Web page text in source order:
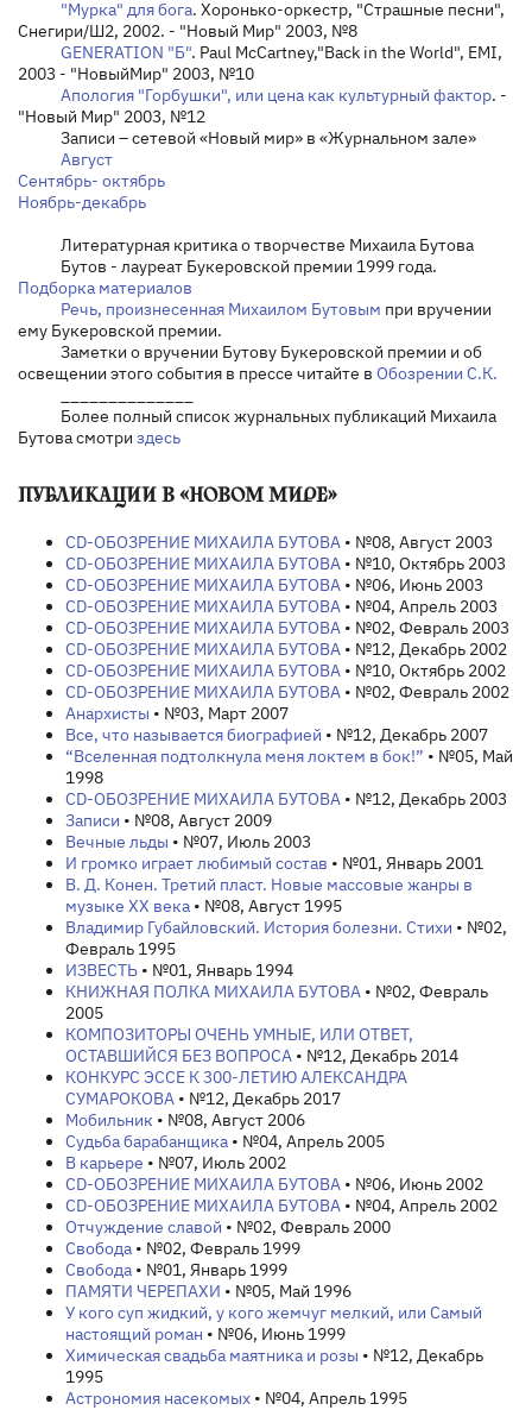
"Мурка" для бога. Хоронько-оркестр, "Страшные песни",
Снегири/Ш2, 2002. - "Новый Мир" 2003, №8
GENERATION "Б". Paul McCartney,"Back in the World", EMI,
2003 - "НовыйМир" 2003, №10
Апология "Горбушки", или цена как культурный фактор. -
"Новый Мир" 2003, №12
Записи – сетевой «Новый мир» в «Журнальном зале»
Август
Сентябрь- октябрь
Ноябрь-декабрь
Литературная критика о творчестве Михаила Бутова
Бутов - лауреат Букеровской премии 1999 года.
Подборка материалов
Речь, произнесенная Михаилом Бутовым при вручении
ему Букеровской премии.
Заметки о вручении Бутову Букеровской премии и об
освещении этого события в прессе читайте в Обозрении С.К.
Более полный список журнальных публикаций Михаила
Бутова смотри здесь
ПУБЛИКАЦИИ В «НОВОМ МИРЕ»
CD-ОБОЗРЕНИЕ МИХАИЛА БУТОВА • №08, Август 2003
CD-ОБОЗРЕНИЕ МИХАИЛА БУТОВА • №10, Октябрь 2003
CD-ОБОЗРЕНИЕ МИХАИЛА БУТОВА • №06, Июнь 2003
CD-ОБОЗРЕНИЕ МИХАИЛА БУТОВА • №04, Апрель 2003
CD-ОБОЗРЕНИЕ МИХАИЛА БУТОВА • №02, Февраль 2003
CD-ОБОЗРЕНИЕ МИХАИЛА БУТОВА • №12, Декабрь 2002
CD-ОБОЗРЕНИЕ МИХАИЛА БУТОВА • №10, Октябрь 2002
CD-ОБОЗРЕНИЕ МИХАИЛА БУТОВА • №02, Февраль 2002
Анархисты • №03, Март 2007
Все, что называется биографией • №12, Декабрь 2007
“Вселенная подтолкнула меня локтем в бок!” • №05, Май
1998
CD-ОБОЗРЕНИЕ МИХАИЛА БУТОВА • №12, Декабрь 2003
Записи • №08, Август 2009
Вечные льды • №07, Июль 2003
И громко играет любимый состав • №01, Январь 2001
В. Д. Конен. Третий пласт. Новые массовые жанры в
музыке XX века • №08, Август 1995
Владимир Губайловский. История болезни. Стихи • №02,
Февраль 1995
ИЗВЕСТЬ • №01, Январь 1994
КНИЖНАЯ ПОЛКА МИХАИЛА БУТОВА • №02, Февраль
2005
КОМПОЗИТОРЫ ОЧЕНЬ УМНЫЕ, ИЛИ ОТВЕТ,
ОСТАВШИЙСЯ БЕЗ ВОПРОСА • №12, Декабрь 2014
КОНКУРС ЭССЕ К 300-ЛЕТИЮ АЛЕКСАНДРА
СУМАРОКОВА • №12, Декабрь 2017
Мобильник • №08, Август 2006
Судьба барабанщика • №04, Апрель 2005
В карьере • №07, Июль 2002
СD-ОБОЗРЕНИЕ МИХАИЛА БУТОВА • №06, Июнь 2002
СD-ОБОЗРЕНИЕ МИХАИЛА БУТОВА • №04, Апрель 2002
Отчуждение славой • №02, Февраль 2000
Свобода • №02, Февраль 1999
Свобода • №01, Январь 1999
ПАМЯТИ ЧЕРЕПАХИ • №05, Май 1996
У кого суп жидкий, у кого жемчуг мелкий, или Самый
настоящий роман • №06, Июнь 1999
Химическая свадьба маятника и розы • №12, Декабрь
1995
Астрономия насекомых • №04, Апрель 1995